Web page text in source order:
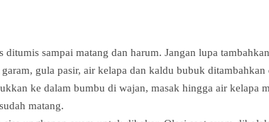
ditumis sampai matang dan harum. Jangan lupa
gula pasir, air kelapa dan kaldu bubuk
ke dalam bumbu di wajan, masak hingga air kelapa
matang.